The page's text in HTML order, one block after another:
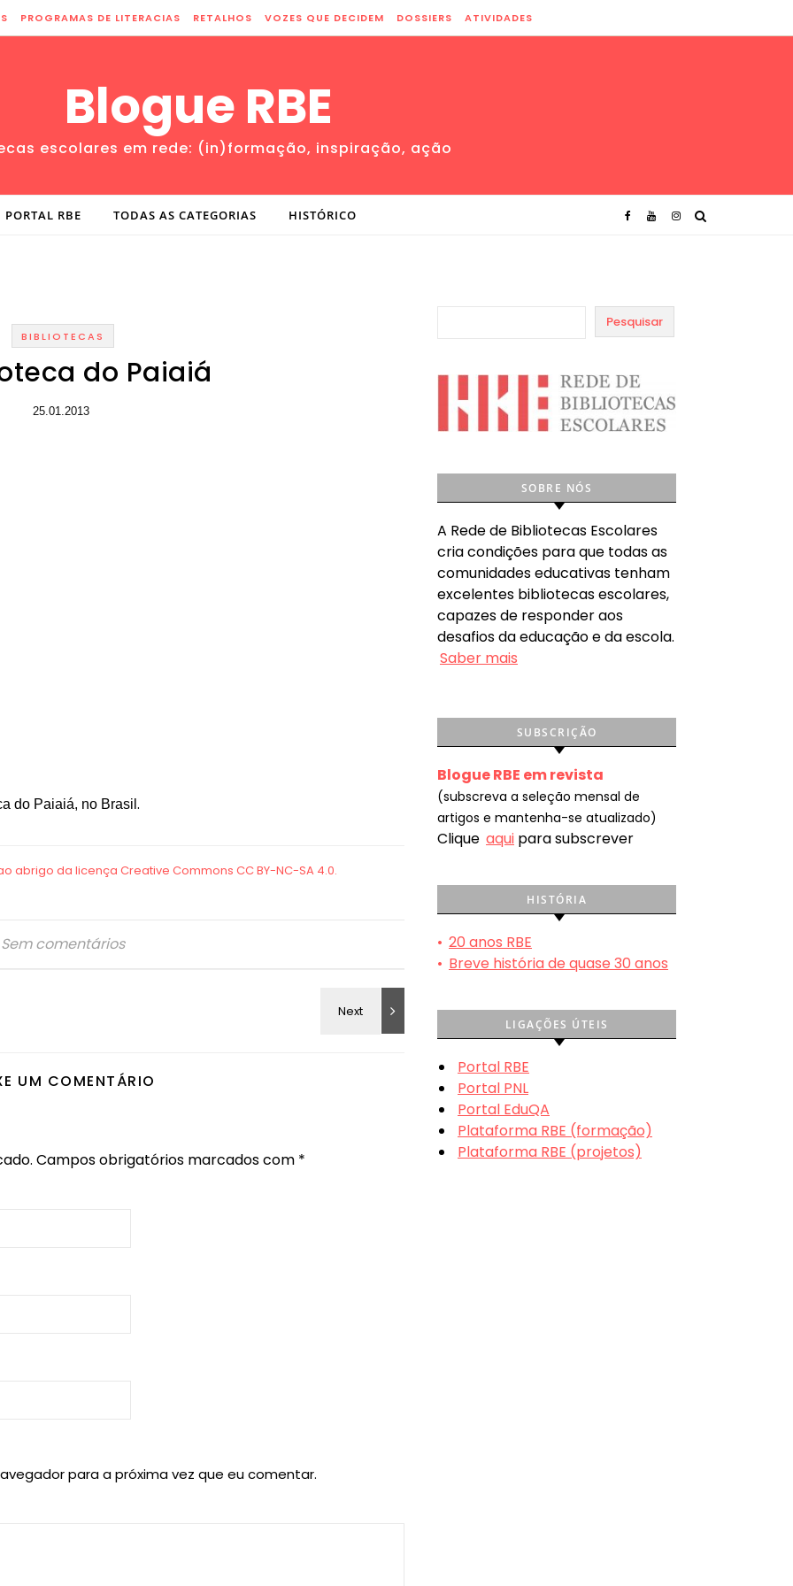
PROGRAMAS DE LITERACIAS RETALHOS VOZES QUE DECIDEM DOSSIERS ATIVIDADES
Blogue RBE
escolares em rede: (in)formação, inspiração, ação
PORTAL RBE TODAS AS CATEGORIAS HISTÓRICO
BIBLIOTECAS
do Paiaiá
25.01.2013
do Paiaiá, no Brasil .
Sem comentários
UM COMENTÁRIO
Campos obrigatórios marcados com *
para a próxima vez que eu comentar.
Pesquisar
SOBRE NÓS
A Rede de Bibliotecas Escolares
cria condições para que todas as
comunidades educativas tenham
excelentes bibliotecas escolares,
capazes de responder aos
desafios da educação e da escola.
Saber mais
SUBSCRIÇÃO
Blogue RBE em revista
(subscreva a seleção mensal de
artigos e mantenha-se atualizado)
Clique aqui para subscrever
HISTÓRIA
• 20 anos RBE
• Breve história de quase 30 anos
LIGAÇÕES ÚTEIS
Portal RBE
Portal PNL
Portal EduQA
Plataforma RBE (formação)
Plataforma RBE (projetos)